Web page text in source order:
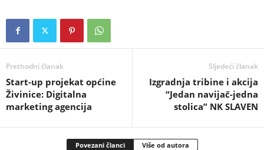
Prethodni članak
Start-up projekat općine
Živinice: Digitalna
marketing agencija
Sljedeći članak
Izgradnja tribine i akcija
“Jedan navijač-jedna
stolica” NK SLAVEN
Povezani članci Više od autora